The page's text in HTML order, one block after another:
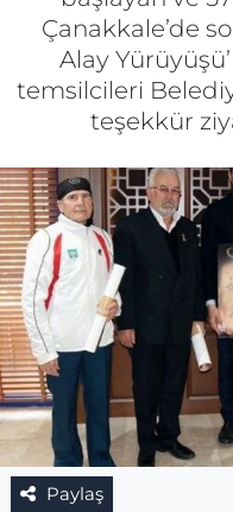
Çanakkale’de
Alay
temsilcileri
teşekkür
Paylaş
SAĞLIK
Spor
Gizlilik
İletişim
Künye
Topluluk
Yayın İlkeleri
Son Dakika
Haber Arşivi